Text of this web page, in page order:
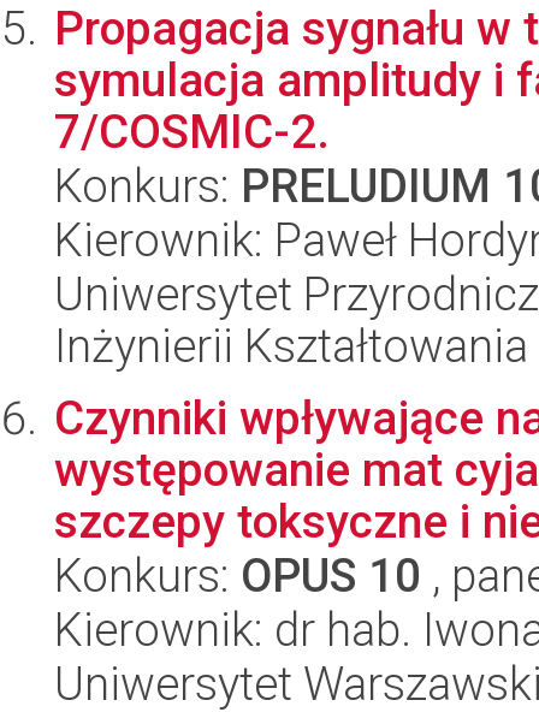
Propagacja sygnału
symulacja amplitudy i
7/COSMIC-2.
Konkurs: PRELUDIUM
Kierownik: Paweł
Uniwersytet
Inżynierii
Czynniki wpływające
występowanie mat
szczepy toksyczne i
Konkurs: OPUS 10 ,
Kierownik: dr hab.
Uniwersytet